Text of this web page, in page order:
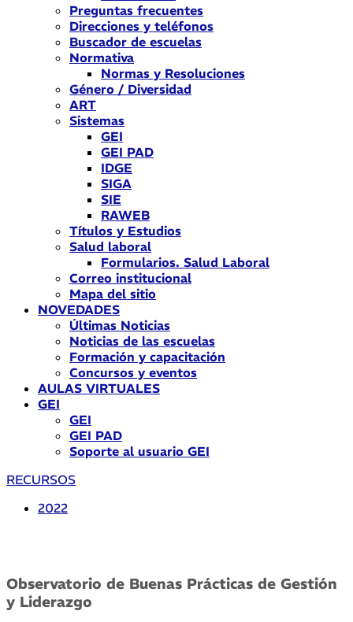
Preguntas frecuentes
Direcciones y teléfonos
Buscador de escuelas
Normativa
Normas y Resoluciones
Género / Diversidad
ART
Sistemas
GEI
GEI PAD
IDGE
SIGA
SIE
RAWEB
Títulos y Estudios
Salud laboral
Formularios. Salud Laboral
Correo institucional
Mapa del sitio
NOVEDADES
Últimas Noticias
Noticias de las escuelas
Formación y capacitación
Concursos y eventos
AULAS VIRTUALES
GEI
GEI
GEI PAD
Soporte al usuario GEI
RECURSOS
2022
Observatorio de Buenas Prácticas de Gestión
y Liderazgo